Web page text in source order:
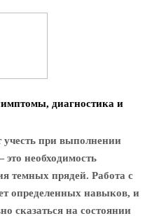
диагностика и
при выполнении
необходимость
темных прядей. Работа с
определенных навыков, и
сказаться на состоянии